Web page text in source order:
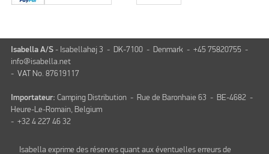
Isabella A/S - Isabellahøj 3 - DK-7100 - Denmark - +45 75820755 -
info@isabella.net
- VAT No. 87619117
Importateur: Camping Distribution - Rue de Baronhaie 63 - BE-4682 -
Heure-Le-Romain, Belgium
- +32 4 227 46 32
Isabella exprime des réserves quant aux éventuelles erreurs de